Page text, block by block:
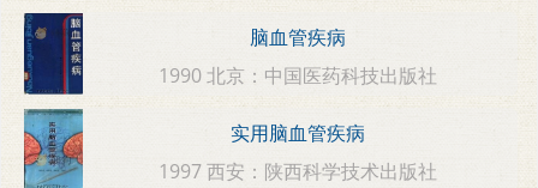
脑血管疾病
1990 北京：中国医药科技出版社
实用脑血管疾病
1997 西安：陕西科学技术出版社